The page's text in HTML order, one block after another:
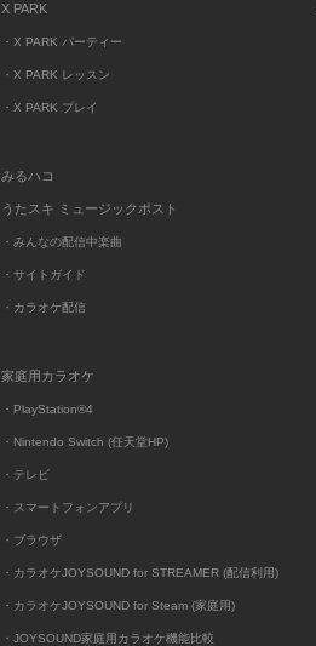
X PARK
・X PARK パーティー
・X PARK レッスン
・X PARK プレイ
みるハコ
うたスキ ミュージックポスト
・みんなの配信中楽曲
・サイトガイド
・カラオケ配信
家庭用カラオケ
・PlayStation®4
・Nintendo Switch (任天堂HP)
・テレビ
・スマートフォンアプリ
・ブラウザ
・カラオケJOYSOUND for STREAMER (配信利用)
・カラオケJOYSOUND for Steam (家庭用)
・JOYSOUND家庭用カラオケ機能比較